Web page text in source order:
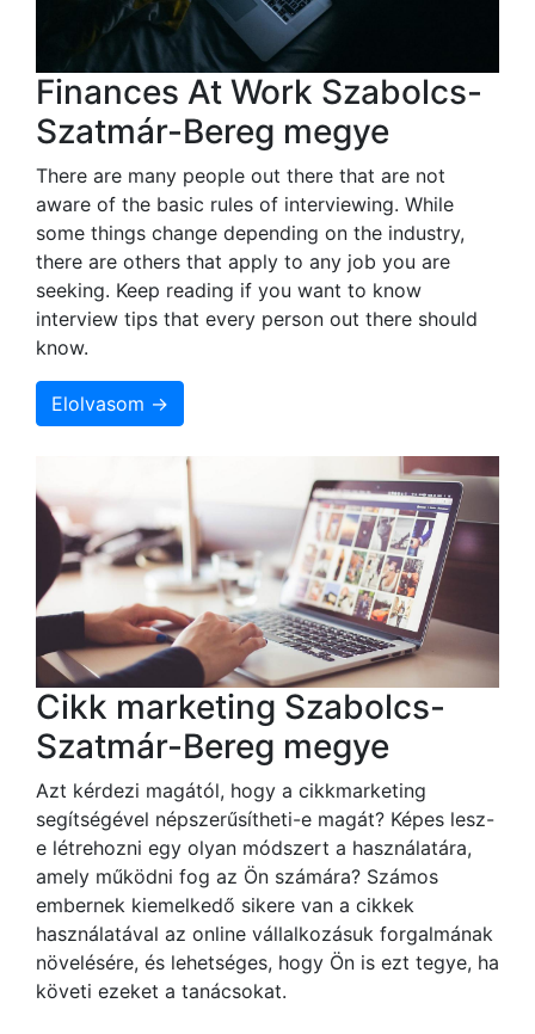
Finances At Work Szabolcs-
Szatmár-Bereg megye
There are many people out there that are not
aware of the basic rules of interviewing. While
some things change depending on the industry,
there are others that apply to any job you are
seeking. Keep reading if you want to know
interview tips that every person out there should
know.
Elolvasom →
Cikk marketing Szabolcs-
Szatmár-Bereg megye
Azt kérdezi magától, hogy a cikkmarketing
segítségével népszerűsítheti-e magát? Képes lesz-
e létrehozni egy olyan módszert a használatára,
amely működni fog az Ön számára? Számos
embernek kiemelkedő sikere van a cikkek
használatával az online vállalkozásuk forgalmának
növelésére, és lehetséges, hogy Ön is ezt tegye, ha
követi ezeket a tanácsokat.